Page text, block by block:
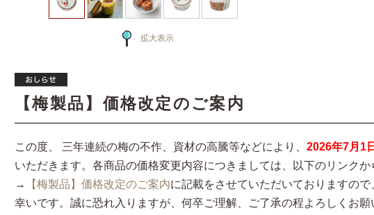
拡大表示
【梅製品】価格改定のご案内
この度、 三年連続の梅の不作、資材の高騰等などにより、 2026年7月1
いただきます。各商品の価格変更内容につきましては、以下のリンクか
→
【梅製品】価格改定のご案内に記載をさせていただいておりますの
幸いです。誠に恐れ入りますが、何卒ご理解、ご了承の程よろしくお願